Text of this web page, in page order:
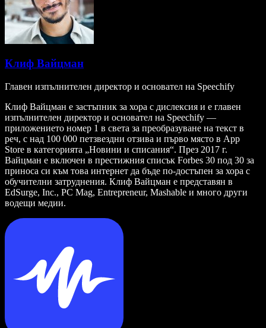
Клиф Вайцман
Главен изпълнителен директор и основател на Speechify
Клиф Вайцман е застъпник за хора с дислексия и е главен
изпълнителен директор и основател на Speechify —
приложението номер 1 в света за преобразуване на текст в
реч, с над 100 000 петзвездни отзива и първо място в App
Store в категорията „Новини и списания“. През 2017 г.
Вайцман е включен в престижния списък Forbes 30 под 30 за
приноса си към това интернет да бъде по-достъпен за хора с
обучителни затруднения. Клиф Вайцман е представян в
EdSurge, Inc., PC Mag, Entrepreneur, Mashable и много други
водещи медии.